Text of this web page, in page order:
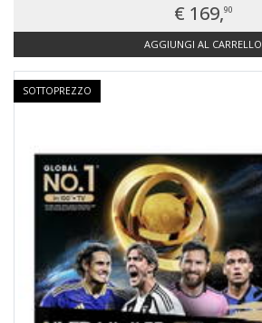
€ 169,90
AGGIUNGI AL CARRELLO
SOTTOPREZZO